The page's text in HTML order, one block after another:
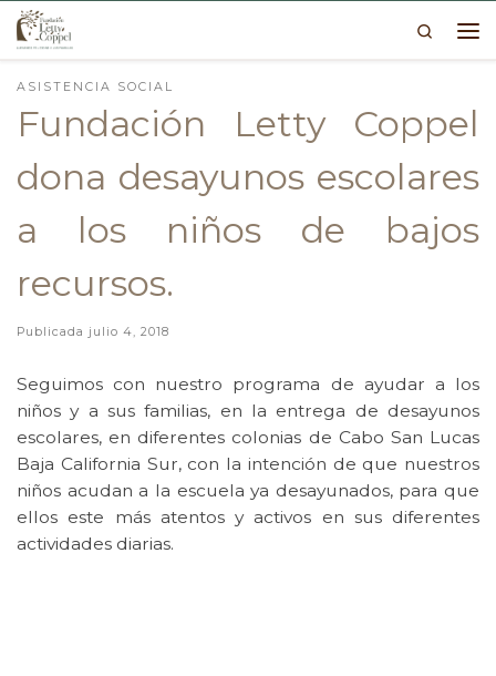
Skip to content
Search
ASISTENCIA SOCIAL
Fundación Letty Coppel
dona desayunos escolares
a los niños de bajos
recursos.
Publicada julio 4, 2018
Seguimos con nuestro programa de ayudar a los
niños y a sus familias, en la entrega de desayunos
escolares, en diferentes colonias de Cabo San Lucas
Baja California Sur, con la intención de que nuestros
niños acudan a la escuela ya desayunados, para que
ellos este más atentos y activos en sus diferentes
actividades diarias.